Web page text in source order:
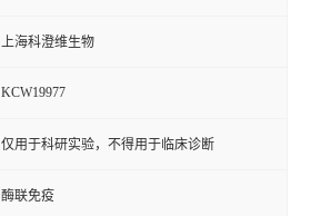
上海科澄维生物
KCW19977
仅用于科研实验，不得用于临床诊断
酶联免疫